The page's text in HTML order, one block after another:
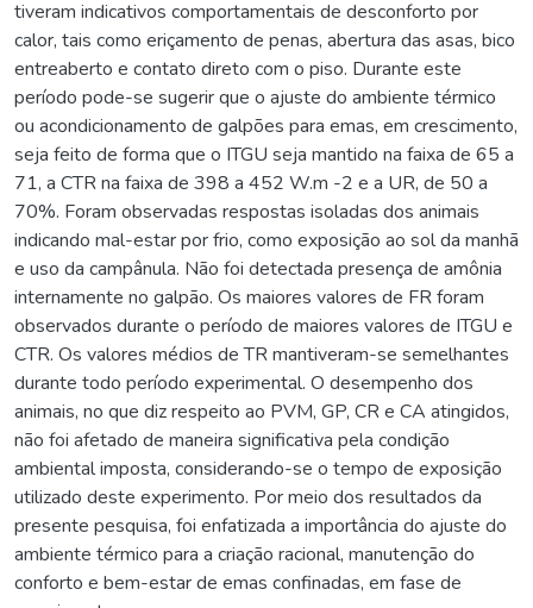
tiveram indicativos comportamentais de desconforto por
calor, tais como eriçamento de penas, abertura das asas, bico
entreaberto e contato direto com o piso. Durante este
período pode-se sugerir que o ajuste do ambiente térmico
ou acondicionamento de galpões para emas, em crescimento,
seja feito de forma que o ITGU seja mantido na faixa de 65 a
71, a CTR na faixa de 398 a 452 W.m -2 e a UR, de 50 a
70%. Foram observadas respostas isoladas dos animais
indicando mal-estar por frio, como exposição ao sol da manhã
e uso da campânula. Não foi detectada presença de amônia
internamente no galpão. Os maiores valores de FR foram
observados durante o período de maiores valores de ITGU e
CTR. Os valores médios de TR mantiveram-se semelhantes
durante todo período experimental. O desempenho dos
animais, no que diz respeito ao PVM, GP, CR e CA atingidos,
não foi afetado de maneira significativa pela condição
ambiental imposta, considerando-se o tempo de exposição
utilizado deste experimento. Por meio dos resultados da
presente pesquisa, foi enfatizada a importância do ajuste do
ambiente térmico para a criação racional, manutenção do
conforto e bem-estar de emas confinadas, em fase de